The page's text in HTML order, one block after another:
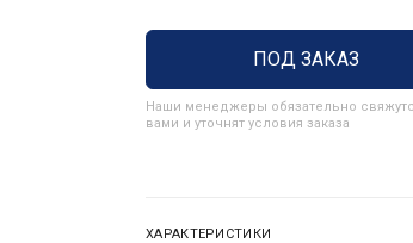
ПОД ЗАКАЗ
Наши менеджеры обязательно
вами и уточнят условия заказа
ХАРАКТЕРИСТИКИ